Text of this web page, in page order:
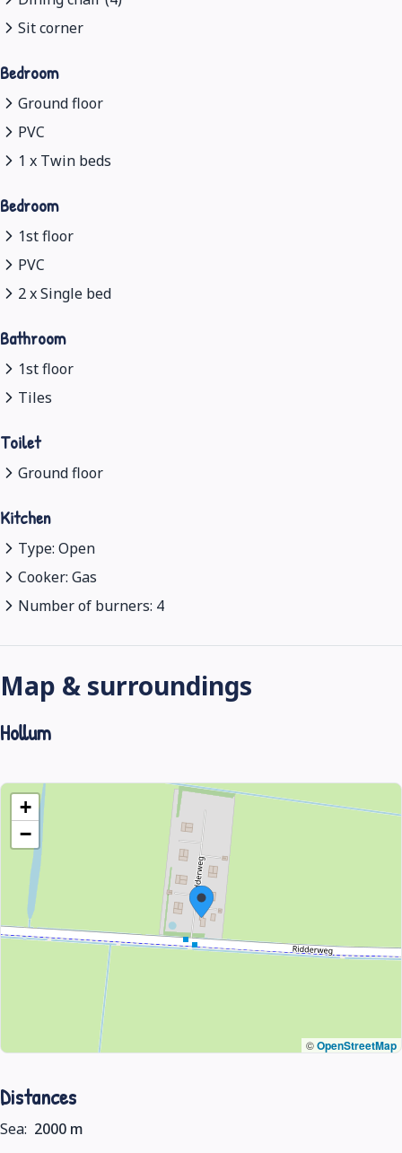
Sit corner
Bedroom
Ground floor
PVC
1 x Twin beds
Bedroom
1st floor
PVC
2 x Single bed
Bathroom
1st floor
Tiles
Toilet
Ground floor
Kitchen
Type: Open
Cooker: Gas
Number of burners: 4
Map & surroundings
Hollum
+
−
©OpenStreetMap
Distances
Sea: 2000 m